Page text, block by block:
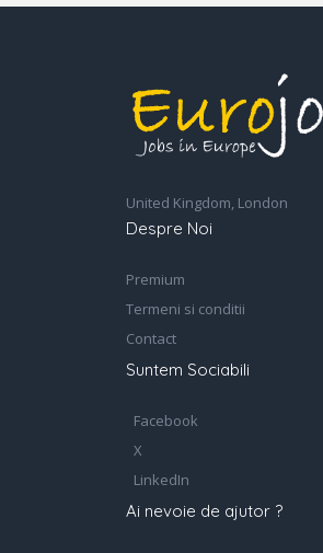
United Kingdom, London
Despre Noi
Premium
Termeni si conditii
Contact
Suntem Sociabili
Facebook
X
LinkedIn
Ai nevoie de ajutor ?